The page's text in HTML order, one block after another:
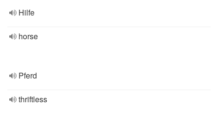
Hilfe
horse
Pferd
thriftless